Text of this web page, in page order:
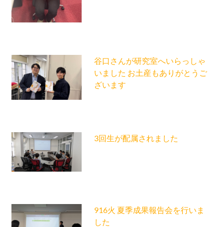
谷口さんが研究室へいらっしゃ
いました お土産もありがとうご
ざいます
3回生が配属されました
916火 夏季成果報告会を行いま
した